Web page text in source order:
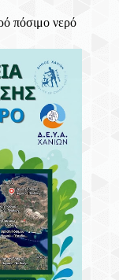
Σας
Επίμετρο
Της
Για
Ζώων
Πέταξε Το
πόσιμο νερό